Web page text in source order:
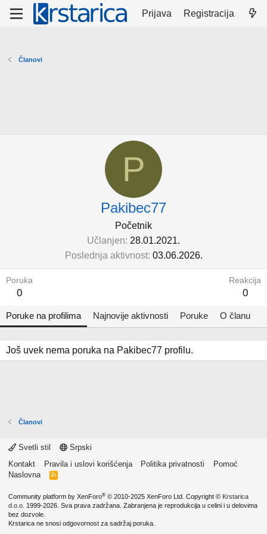
Prijava Registracija
Članovi
P
Pakibec77
Početnik
Učlanjen 28.01.2021.
Poslednja aktivnost 03.06.2026.
Poruka
0
Reakcija
0
Poruke na profilima Najnovije aktivnosti Poruke O članu
Još uvek nema poruka na Pakibec77 profilu.
Članovi
Svetli stil
Srpski
Kontakt
Pravila i uslovi korišćenja Politika privatnosti
Pomoć
Naslovna
R
Community platform by XenForo® © 2010-2025 XenForo Ltd. Copyright © Krstarica
d.o.o. 1999-2026. Sva prava zadržana. Zabranjena je reprodukcija u celini i u delovima
bez dozvole.
Krstarica ne snosi odgovornost za sadržaj poruka.